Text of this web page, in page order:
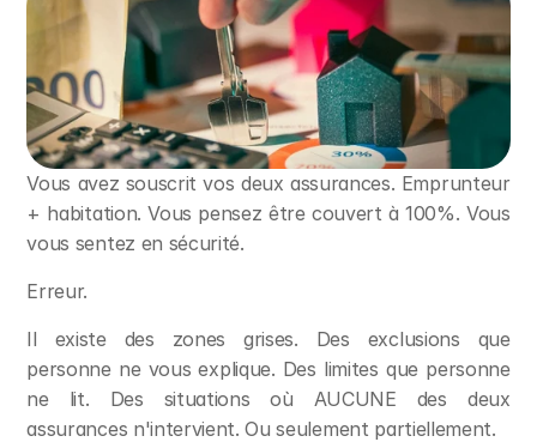
Vous avez souscrit vos deux assurances. Emprunteur
+ habitation. Vous pensez être couvert à 100%. Vous
vous sentez en sécurité.
Erreur.
Il existe des zones grises. Des exclusions que
personne ne vous explique. Des limites que personne
ne lit. Des situations où AUCUNE des deux
assurances n'intervient. Ou seulement partiellement.